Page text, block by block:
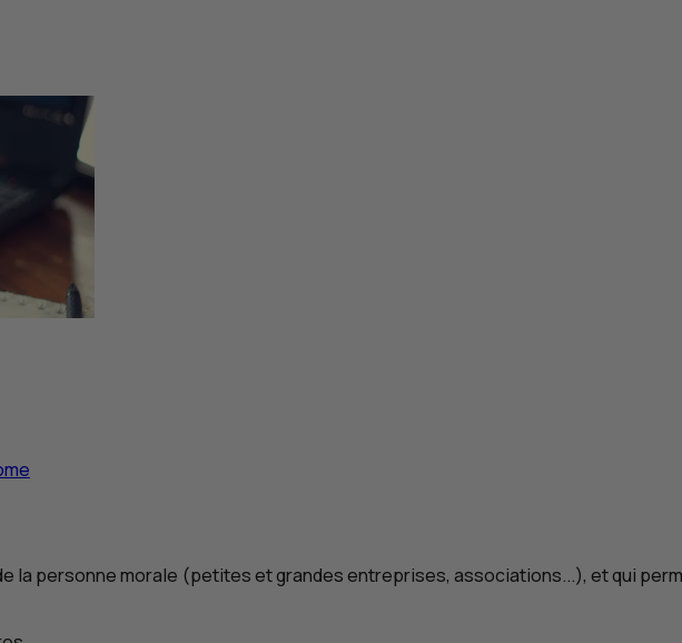
la personne morale (petites et grandes entreprises, associations...), et qui